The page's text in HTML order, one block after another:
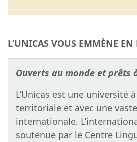
L’UNICAS VOUS EMMÈNE EN
Ouverts au monde et prêts
L’Unicas est une université
territoriale et avec une
internationale.
soutenue par le Centre